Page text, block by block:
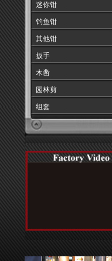
迷你钳
钓鱼钳
其他钳
扳手
木凿
园林剪
组套